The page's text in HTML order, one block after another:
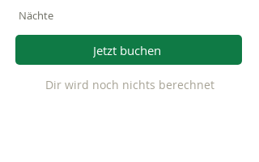
Nächte
Jetzt buchen
Dir wird noch nichts berechnet